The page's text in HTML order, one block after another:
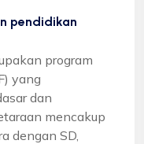
pendidikan
program
yang
dan
mencakup
dengan SD,